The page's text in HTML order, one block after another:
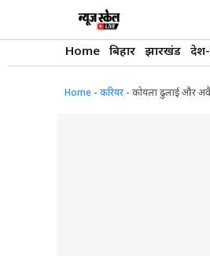
Home बिहार झारखंड
Home - करियर - कोयला ढुलाई और